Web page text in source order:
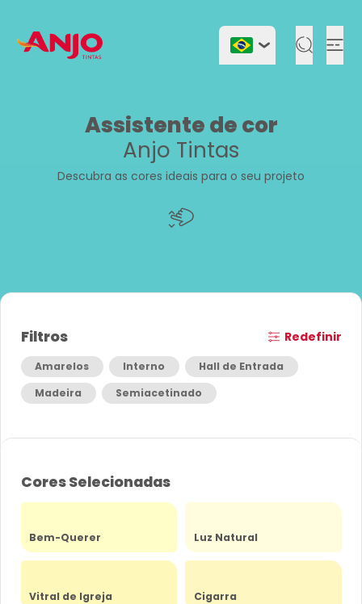
Assistente de cor
Anjo Tintas
Descubra as cores ideais para o seu projeto
Filtros Redefinir
Amarelos Interno
Hall de Entrada
Madeira
Semiacetinado
Cores Selecionadas
Bem-Querer Luz Natural
Vitral de Igreja Cigarra